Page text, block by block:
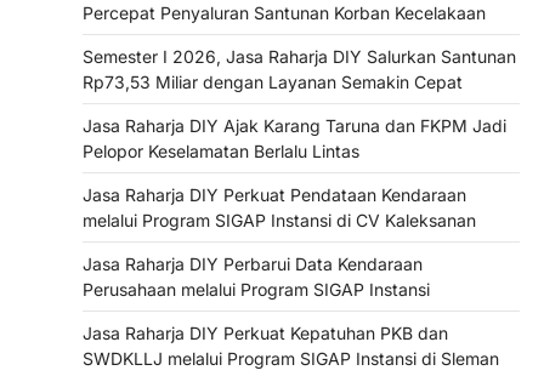
Percepat Penyaluran Santunan Korban Kecelakaan
Semester I 2026, Jasa Raharja DIY Salurkan Santunan
Rp73,53 Miliar dengan Layanan Semakin Cepat
Jasa Raharja DIY Ajak Karang Taruna dan FKPM Jadi
Pelopor Keselamatan Berlalu Lintas
Jasa Raharja DIY Perkuat Pendataan Kendaraan
melalui Program SIGAP Instansi di CV Kaleksanan
Jasa Raharja DIY Perbarui Data Kendaraan
Perusahaan melalui Program SIGAP Instansi
Jasa Raharja DIY Perkuat Kepatuhan PKB dan
SWDKLLJ melalui Program SIGAP Instansi di Sleman